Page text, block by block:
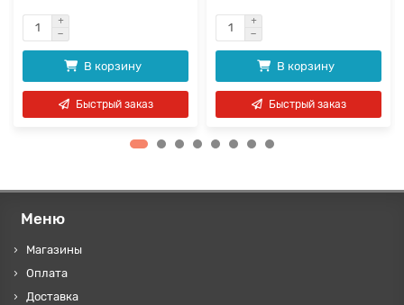
В корзину
Быстрый заказ
В корзину
Быстрый заказ
Меню
Магазины
Оплата
Доставка